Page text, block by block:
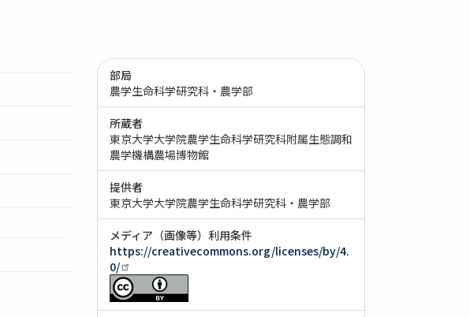
部局
農学生命科学研究科・農学部
所蔵者
東京大学大学院農学生命科学研究科附属生態調和
農学機構農場博物館
提供者
東京大学大学院農学生命科学研究科・農学部
メディア（画像等）利用条件
https://creativecommons.org/licenses/by/4.
0/